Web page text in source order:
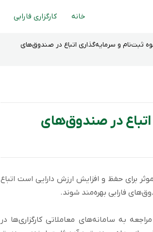
خانه کارگزاری فارابی
ثبت‌نام و سرمایه‌گذاری اتباع در صندوق‌های
در صندوق‌های
برای حفظ و افزایش ارزش دارایی‌ است اتباع
فارابی بهره‌مند شوند.
به سامانه‌‌های معاملاتی کارگزاری‌ها در